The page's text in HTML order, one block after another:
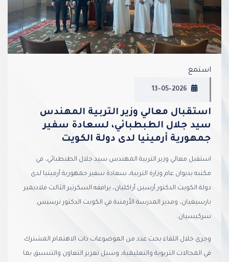
استمع
13-05-2026
استقبال معالي وزير التربية المهندس
سيد جلال الطبطبائي، لسعادة سفير
جمهورية أرمينيا لدى دولة الكويت
استقبل معالي وزير التربية المهندس سيد جلال الطبطبائي، في
مكتبه بديوان عام وزارة التربية، سعادة سفير جمهورية أرمينيا لدى
دولة الكويت الدكتور أرسين أراكليان، يرافقه السكرتير الثالث فلاديمير
بارسيغيان، ومدير المدرسة الأرمنية في الكويت الدكتور نرسيس
سركيسيان.
وجرى خلال اللقاء بحث عدد من الموضوعات ذات الاهتمام المشترك
في المجالات التربوية والتعليمية، وسبل تعزيز التعاون والتنسيق بما